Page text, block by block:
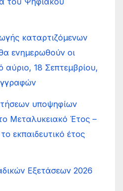
καταρτιζόμενων
ενημερωθούν οι
αύριο, 18 Σεπτεμβρίου,
υποψηφίων
Μεταλυκειακό Έτος –
εκπαιδευτικό έτος
Εξετάσεων 2026